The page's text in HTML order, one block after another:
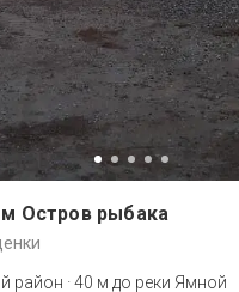
Остров рыбака
район ·40 м до реки Ямной